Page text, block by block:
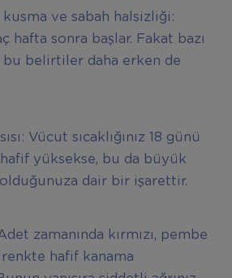
kusma ve sabah halsizliği:
hafta sonra başlar. Fakat bazı
bu belirtiler daha erken de
Vücut sıcaklığınız 18 günü
yüksekse, bu da büyük
olduğunuza dair bir işarettir.
zamanında kırmızı, pembe
hafif kanama